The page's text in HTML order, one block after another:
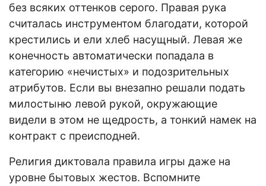
без всяких оттенков серого. Правая рука
считалась инструментом благодати, которой
крестились и ели хлеб насущный. Левая же
конечность автоматически попадала в
категорию «нечистых» и подозрительных
атрибутов. Если вы внезапно решали подать
милостыню левой рукой, окружающие
видели в этом не щедрость, а тонкий намек на
контракт с преисподней.
Религия диктовала правила игры даже на
уровне бытовых жестов. Вспомните